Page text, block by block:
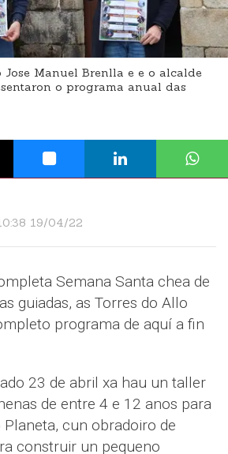
Jose Manuel Brenlla e e o alcalde
o programa anual das
19/04/22
Semana Santa chea de
guiadas, as Torres do Allo
programa de aquí a fin
23 de abril xa hau un taller
de entre 4 e 12 anos para
cun obradoiro de
construir un pequeno